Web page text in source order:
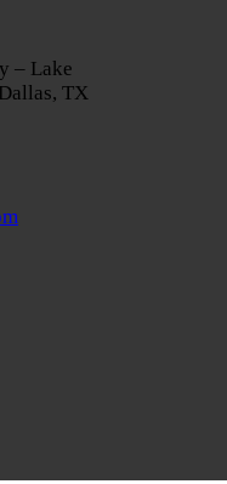
– Lake
TX